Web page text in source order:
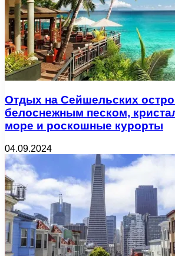
Отдых на Сейшельских
белоснежным песком,
море и роскошные курорты
04.09.2024